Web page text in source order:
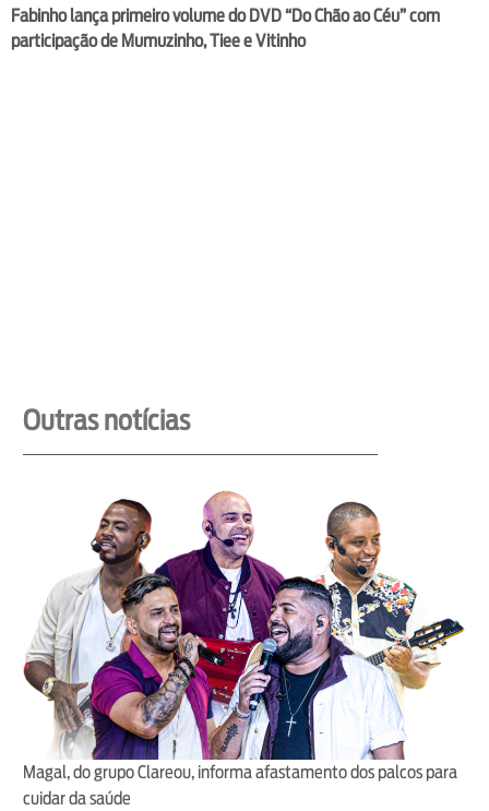
Fabinho lança primeiro volume do DVD “Do Chão ao Céu” com
participação de Mumuzinho, Tiee e Vitinho
Outras notícias
Magal, do grupo Clareou, informa afastamento dos palcos para
cuidar da saúde